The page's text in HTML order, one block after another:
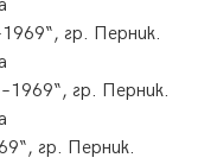
гр. Перник.
гр. Перник.
гр. Перник.